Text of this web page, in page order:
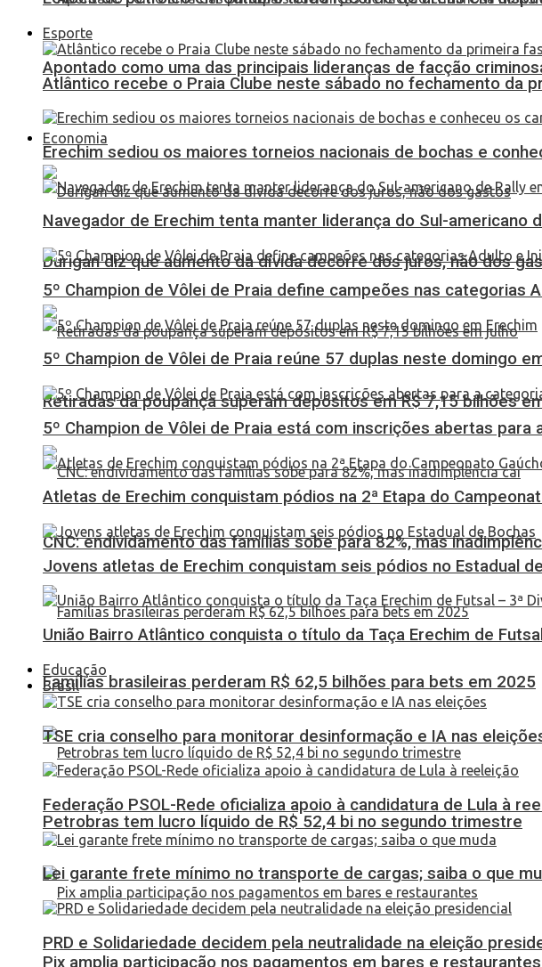
Apontado como uma das principais lideranças de facção
Economia
Durigan diz que aumento da dívida decorre dos juros, não dos
Retiradas da poupança superam depósitos em R$ 7,15 bilhões
CNC: endividamento das famílias sobe para 82%, mas
Famílias brasileiras perderam R$ 62,5 bilhões para bets em 2025
Petrobras tem lucro líquido de R$ 52,4 bi no segundo trimestre
Pix amplia participação nos pagamentos em bares e restaurantes
Esporte
Atlântico recebe o Praia Clube neste sábado no fechamento da
Erechim sediou os maiores torneios nacionais de bochas e
Navegador de Erechim tenta manter liderança do Sul-americano
5º Champion de Vôlei de Praia define campeões nas categorias
5º Champion de Vôlei de Praia reúne 57 duplas neste domingo
5º Champion de Vôlei de Praia está com inscrições abertas para
Atletas de Erechim conquistam pódios na 2ª Etapa do
Jovens atletas de Erechim conquistam seis pódios no Estadual
União Bairro Atlântico conquista o título da Taça Erechim de
Educação
Brasil
TSE cria conselho para monitorar desinformação e IA nas
Federação PSOL-Rede oficializa apoio à candidatura de Lula à
Lei garante frete mínimo no transporte de cargas; saiba o que
PRD e Solidariedade decidem pela neutralidade na eleição